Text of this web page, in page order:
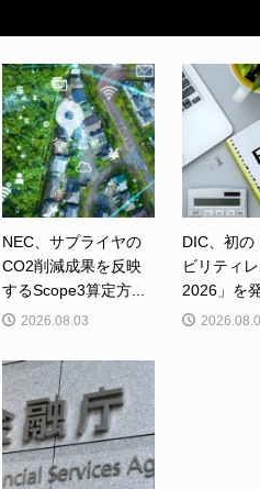
NEC、サプライヤの
CO2削減成果を反映
するScope3算定方...
2026.08.03
DIC、初の
ビリティ
2026」を